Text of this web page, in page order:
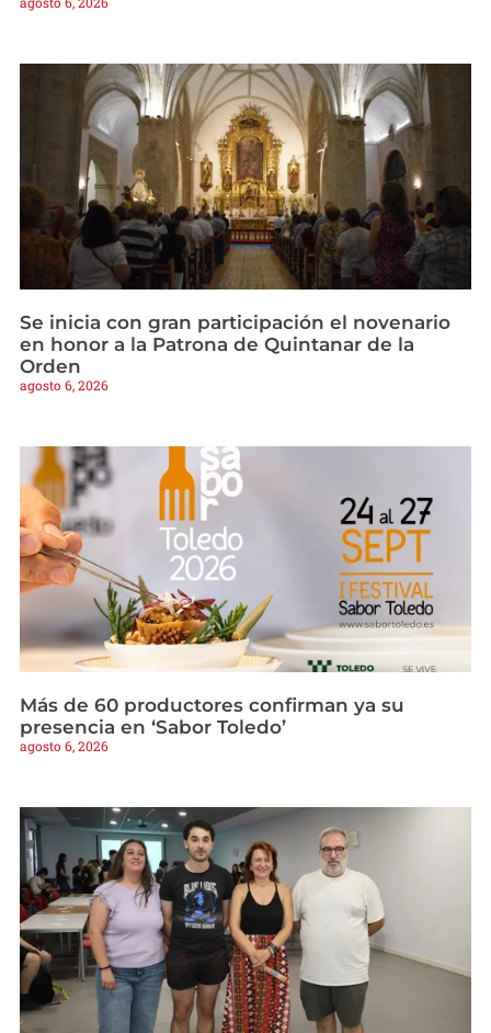
Se inicia con gran participación el novenario
en honor a la Patrona de Quintanar de la
Orden
agosto 6, 2026
Más de 60 productores confirman ya su
presencia en ‘Sabor Toledo’
agosto 6, 2026